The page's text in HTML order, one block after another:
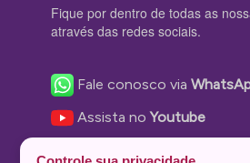
Fique por dentro de todas as
através das redes sociais.
Fale conosco via
Assista noYoutube